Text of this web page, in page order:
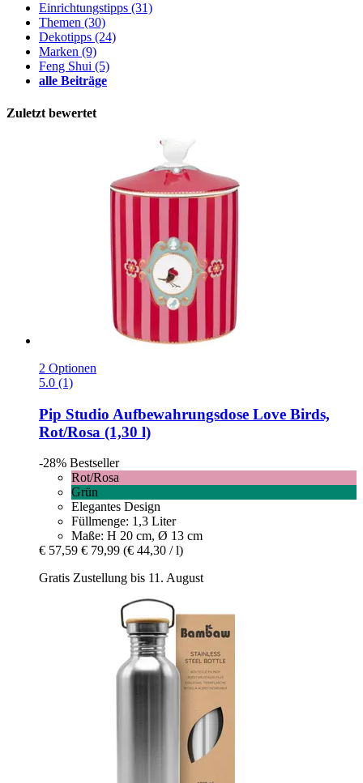
Einrichtungstipps (31)
Themen (30)
Dekotipps (24)
Marken (9)
Feng Shui (5)
alle Beiträge
Zuletzt bewertet
2 Optionen
5.0 (1)
Pip Studio Aufbewahrungsdose Love Birds,
Rot/Rosa (1,30 l)
-28% Bestseller
Rot/Rosa
Grün
Elegantes Design
Füllmenge: 1,3 Liter
Maße: H 20 cm, Ø 13 cm
€ 57,59 € 79,99 (€ 44,30 / l)
Gratis Zustellung bis 11. August